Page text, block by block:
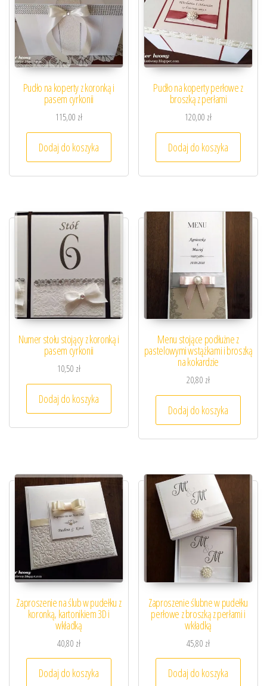
Pudło na koperty z koronką i
pasem cyrkonii
115,00 zł
Dodaj do koszyka
Pudło na koperty perłowe z
broszką z perłami
120,00 zł
Dodaj do koszyka
Numer stołu stojący z koronką i
pasem cyrkonii
10,50 zł
Dodaj do koszyka
Menu stojące podłużne z
pastelowymi wstążkami i broszką
na kokardzie
20,80 zł
Dodaj do koszyka
Zaproszenie na ślub w pudełku z
koronką, kartonikiem 3D i
wkładką
40,80 zł
Dodaj do koszyka
Zaproszenie ślubne w pudełku
perłowe z broszką z perłami i
wkładką
45,80 zł
Dodaj do koszyka